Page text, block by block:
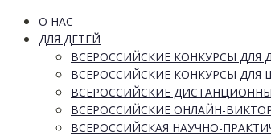
О НАС
ДЛЯ ДЕТЕЙ
ВСЕРОССИЙСКИЕ КОНКУРСЫ
ВСЕРОССИЙСКИЕ КОНКУРСЫ ДЛЯ
ВСЕРОССИЙСКИЕ
ВСЕРОССИЙСКИЕ ОНЛАЙН-
ВСЕРОССИЙСКАЯ НАУЧНО-